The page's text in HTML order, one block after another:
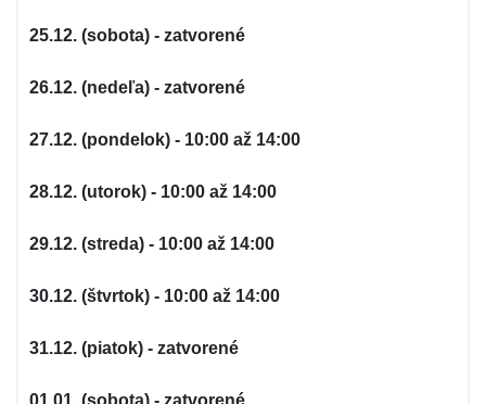
25.12. (sobota) - zatvorené
26.12. (nedeľa) - zatvorené
27.12. (pondelok) - 10:00 až 14:00
28.12. (utorok) - 10:00 až 14:00
29.12. (streda) - 10:00 až 14:00
30.12. (štvrtok) - 10:00 až 14:00
31.12. (piatok) - zatvorené
01.01. (sobota) - zatvorené